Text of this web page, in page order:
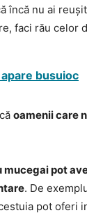
încă nu ai
faci rău celor
busuioc
oamenii care
mucegai pot
. De
pot oferi